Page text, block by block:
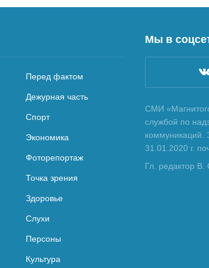
Перед фактом
Дежурная часть
Спорт
Экономика
Фоторепортаж
Точка зрения
Здоровье
Слухи
Персоны
Культура
Мы в
СМИ
службой по
коммуникаций.
31.01.2020 г.
Гл. редактор В.